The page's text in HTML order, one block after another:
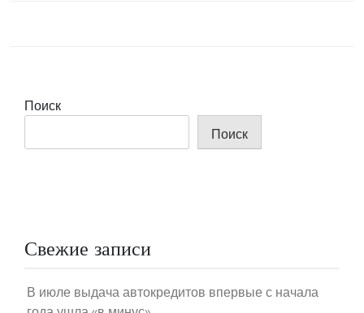
Поиск
Поиск
Свежие записи
В июле выдача автокредитов впервые с начала